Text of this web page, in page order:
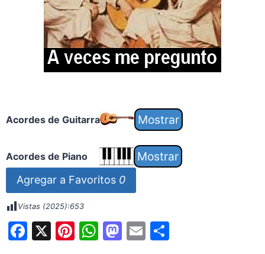
Acordes de Guitarra
Acordes de Piano
Agregar a Favoritos 0
Vistas (2025):653
F X Pi W M E S